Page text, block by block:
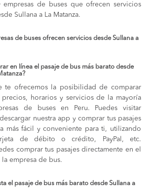
empresas de buses que ofrecen servicios
Sullana a La Matanza.
de buses ofrecen servicios desde Sullana a
en línea el pasaje de bus más barato desde
te ofrecemos la posibilidad de comparar
horarios y servicios de la mayoría
de buses en Peru. Puedes visitar
nuestra app y comprar tus pasajes
más fácil y conveniente para ti, utilizando
de débito o crédito, PayPal, etc.
comprar tus pasajes directamente en el
empresa de bus.
el pasaje de bus más barato desde Sullana a